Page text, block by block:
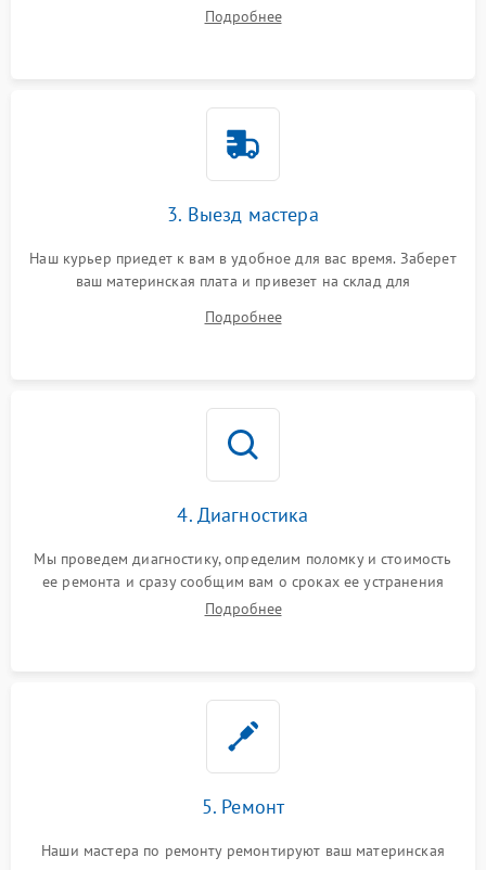
Подробнее
3. Выезд мастера
Наш курьер приедет к вам в удобное для вас время. Заберет
ваш материнская плата и привезет на склад для
Подробнее
4. Диагностика
Мы проведем диагностику, определим поломку и стоимость
ее ремонта и сразу сообщим вам о сроках ее устранения
Подробнее
5. Ремонт
Наши мастера по ремонту ремонтируют ваш материнская